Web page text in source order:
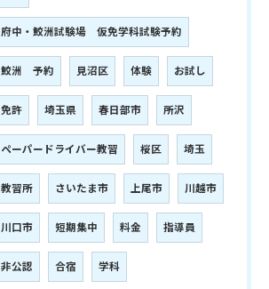
府中・鮫洲試験場 仮免学科試験予約
鮫洲 予約 見沼区 体験 お試し
免許 埼玉県 春日部市 所沢
ペーパードライバー教習 桜区 埼玉
教習所 さいたま市 上尾市 川越市
川口市 短期集中 料金 指導員
非公認 合宿 学科